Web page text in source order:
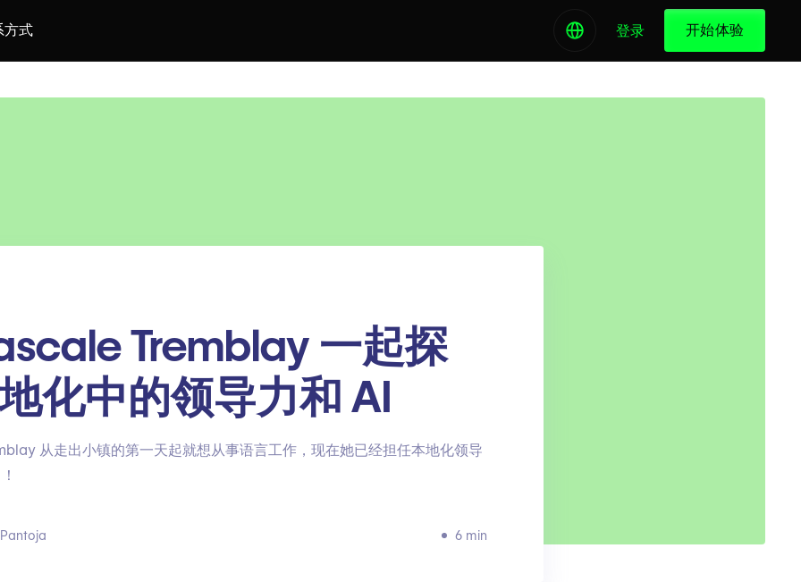
方式 登录 开始体验
Tremblay 一起探
化中的领导力和 AI
从走出小镇的第一天起就想从事语言工作，现在她已经担任本地化领导
6 min